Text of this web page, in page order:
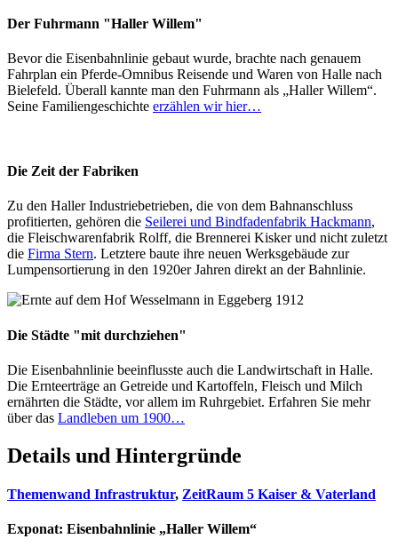
Der Fuhrmann "Haller Willem"
Bevor die Eisenbahnlinie gebaut wurde, brachte nach genauem
Fahrplan ein Pferde-Omnibus Reisende und Waren von Halle nach
Bielefeld. Überall kannte man den Fuhrmann als „Haller Willem“.
Seine Familiengeschichte erzählen wir hier…
Die Zeit der Fabriken
Zu den Haller Industriebetrieben, die von dem Bahnanschluss
profitierten, gehören die Seilerei und Bindfadenfabrik Hackmann,
die Fleischwarenfabrik Rolff, die Brennerei Kisker und nicht zuletzt
die Firma Stern. Letztere baute ihre neuen Werksgebäude zur
Lumpensortierung in den 1920er Jahren direkt an der Bahnlinie.
Die Städte "mit durchziehen"
Die Eisenbahnlinie beeinflusste auch die Landwirtschaft in Halle.
Die Ernteerträge an Getreide und Kartoffeln, Fleisch und Milch
ernährten die Städte, vor allem im Ruhrgebiet. Erfahren Sie mehr
über das Landleben um 1900…
Details und Hintergründe
Themenwand Infrastruktur, ZeitRaum 5 Kaiser & Vaterland
Exponat: Eisenbahnlinie „Haller Willem“